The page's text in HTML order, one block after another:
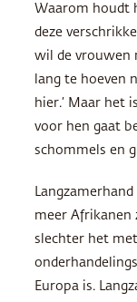
Waarom houdt
deze
wil de vrouwen
lang te hoeven
hier.’ Maar het
voor hen gaat
schommels en
meer Afrikanen
slechter het
Europa is.